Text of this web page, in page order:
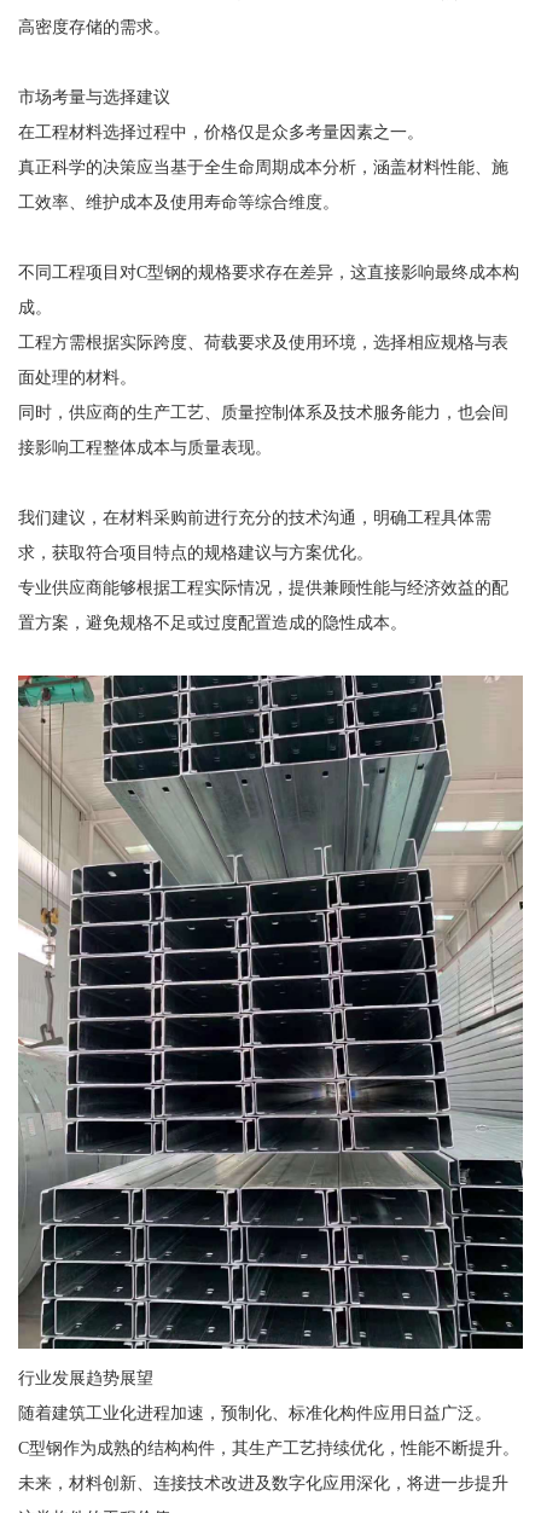
高密度存储的需求。
市场考量与选择建议
在工程材料选择过程中，价格仅是众多考量因素之一。
真正科学的决策应当基于全生命周期成本分析，涵盖材料性能、施
工效率、维护成本及使用寿命等综合维度。
不同工程项目对C型钢的规格要求存在差异，这直接影响最终成本构
成。
工程方需根据实际跨度、荷载要求及使用环境，选择相应规格与表
面处理的材料。
同时，供应商的生产工艺、质量控制体系及技术服务能力，也会间
接影响工程整体成本与质量表现。
我们建议，在材料采购前进行充分的技术沟通，明确工程具体需
求，获取符合项目特点的规格建议与方案优化。
专业供应商能够根据工程实际情况，提供兼顾性能与经济效益的配
置方案，避免规格不足或过度配置造成的隐性成本。
行业发展趋势展望
随着建筑工业化进程加速，预制化、标准化构件应用日益广泛。
C型钢作为成熟的结构构件，其生产工艺持续优化，性能不断提升。
未来，材料创新、连接技术改进及数字化应用深化，将进一步提升